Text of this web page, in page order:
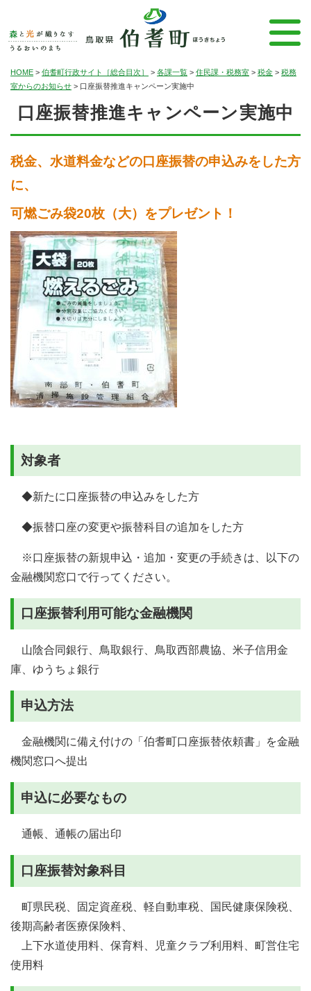
HOME > 伯耆町行政サイト［総合目次］ > 各課一覧 > 住民課・税務室 > 税金 > 税務
室からのお知らせ > 口座振替推進キャンペーン実施中
口座振替推進キャンペーン実施中
税金、水道料金などの口座振替の申込みをした方
に、
可燃ごみ袋20枚（大）をプレゼント！
対象者
◆新たに口座振替の申込みをした方
◆振替口座の変更や振替科目の追加をした方
※口座振替の新規申込・追加・変更の手続きは、以下の
金融機関窓口で行ってください。
口座振替利用可能な金融機関
山陰合同銀行、鳥取銀行、鳥取西部農協、米子信用金
庫、ゆうちょ銀行
申込方法
金融機関に備え付けの「伯耆町口座振替依頼書」を金融
機関窓口へ提出
申込に必要なもの
通帳、通帳の届出印
口座振替対象科目
町県民税、固定資産税、軽自動車税、国民健康保険税、
後期高齢者医療保険料、
上下水道使用料、保育料、児童クラブ利用料、町営住宅
使用料